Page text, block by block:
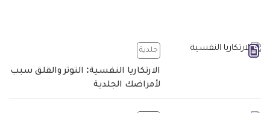
جلدية
الارتكاريا النفسية: التوتر والقلق سبب
لأمراضك الجلدية